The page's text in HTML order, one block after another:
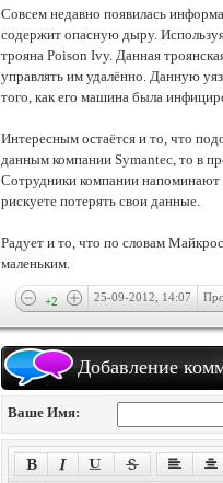
Совсем недавно появилась
содержит опасную дыру.
трояна Poison Ivy. Данная
управлять им удалённо. Данную
того, как его машина была
Интересным остаётся и то, что
данным компании Symantec, то в
Сотрудники компании
рискуете потерять свои данные.
Радует и то, что по словам
маленьким.
+2 25-09-2012, 14:07
Добавление
Ваше Имя: